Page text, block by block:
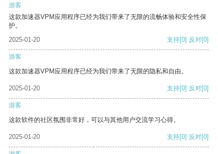
游客
这款加速器VPM应用程序已经为我们带来了无限的流畅体验和安全性保
护。
2025-01-20
支持[0] 反对[0]
游客
这款加速器VPM应用程序已经为我们带来了无限的隐私和自由。
2025-01-20 支持[0] 反对[0]
游客
这款软件的社区氛围非常好，可以与其他用户交流学习心得。
2025-01-20 支持[0] 反对[0]